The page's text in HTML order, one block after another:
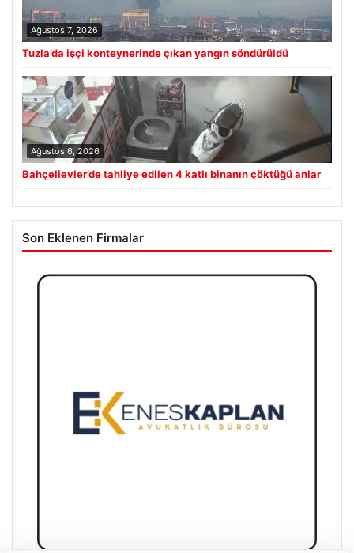
Ağustos 7, 2026
Tuzla’da işçi konteynerinde çıkan yangın söndürüldü
Ağustos 6, 2026
Bahçelievler’de tahliye edilen 4 katlı binanın çöktüğü anlar
Son Eklenen Firmalar